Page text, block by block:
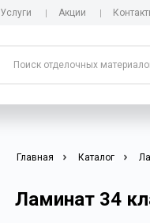
Услуги Акции
Главная Каталог
Ламинат 34